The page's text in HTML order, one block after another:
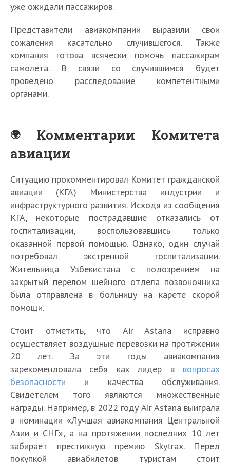
уже ожидали пассажиров.
Представители авиакомпании выразили свои
сожаления касательно случившегося. Также
компания готова всячески помочь пассажирам
самолета. В связи со случившимся будет
проведено расследование компетентными
органами.
Комментарии Комитета
авиации
Ситуацию прокомментировал Комитет гражданской
авиации (КГА) Министерства индустрии и
инфраструктурного развития. Исходя из сообщения
КГА, некоторые пострадавшие отказались от
госпитализации, воспользовавшись только
оказанной первой помощью. Однако, один случай
потребовал экстренной госпитализации.
Жительница Узбекистана с подозрением на
закрытый перелом шейного отдела позвоночника
была отправлена в больницу на карете скорой
помощи.
Стоит отметить, что Air Astana исправно
осуществляет воздушные перевозки на протяжении
20 лет. За эти годы авиакомпания
зарекомендовала себя как лидер в вопросах
безопасности и качества обслуживания.
Свидетелем того являются множественные
награды. Например, в 2022 году Air Astana выиграла
в номинации «Лучшая авиакомпания Центральной
Азии и СНГ», а на протяжении последних 10 лет
забирает престижную премию Skytrax. Перед
покупкой авиабилетов туристам стоит